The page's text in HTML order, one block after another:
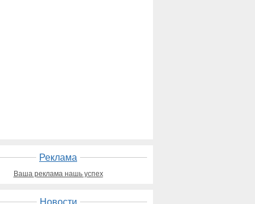
Реклама
Ваша реклама нашь успех
Новости